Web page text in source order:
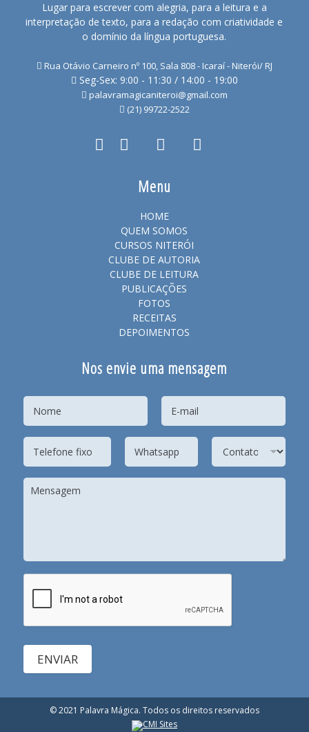
Lugar para escrever com alegria, para a leitura e a
interpretação de texto, para a redação com criatividade e
o domínio da língua portuguesa.
Rua Otávio Carneiro nº 100, Sala 808 - Icaraí - Niterói/ RJ
Seg-Sex: 9:00 - 11:30 / 14:00 - 19:00
palavramagicaniteroi@gmail.com
(21) 99722-2522
Menu
HOME
QUEM SOMOS
CURSOS NITERÓI
CLUBE DE AUTORIA
CLUBE DE LEITURA
PUBLICAÇÕES
FOTOS
RECEITAS
DEPOIMENTOS
Nos envie uma mensagem
ENVIAR
© 2021 Palavra Mágica. Todos os direitos reservados